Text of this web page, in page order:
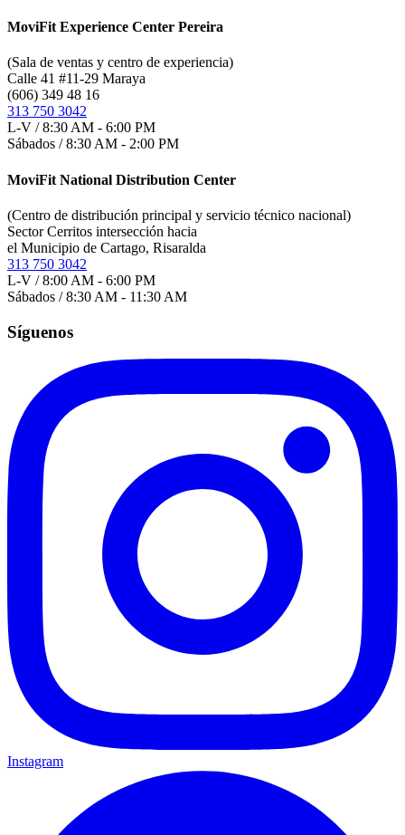
MoviFit Experience Center Pereira
(Sala de ventas y centro de experiencia)
Calle 41 #11-29 Maraya
(606) 349 48 16
313 750 3042
L-V / 8:30 AM - 6:00 PM
Sábados / 8:30 AM - 2:00 PM
MoviFit National Distribution Center
(Centro de distribución principal y servicio técnico nacional)
Sector Cerritos intersección hacia
el Municipio de Cartago, Risaralda
313 750 3042
L-V / 8:00 AM - 6:00 PM
Sábados / 8:30 AM - 11:30 AM
Síguenos
Instagram